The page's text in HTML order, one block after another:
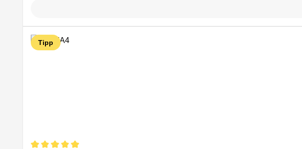
Tipp